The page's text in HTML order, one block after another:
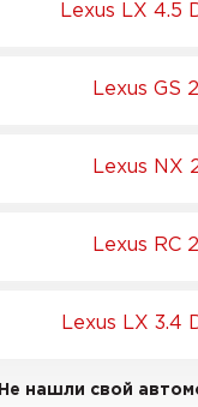
Lexus LX 4.5
Lexus GS
Lexus NX
Lexus RC
Lexus LX 3.4
Не нашли свой